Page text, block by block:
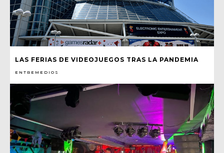
LAS FERIAS DE VIDEOJUEGOS TRAS LA PANDEMIA
ENTREMEDIOS